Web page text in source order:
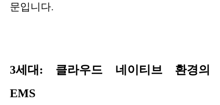
문입니다.
3세대: 클라우드 네이티브 환경의
EMS